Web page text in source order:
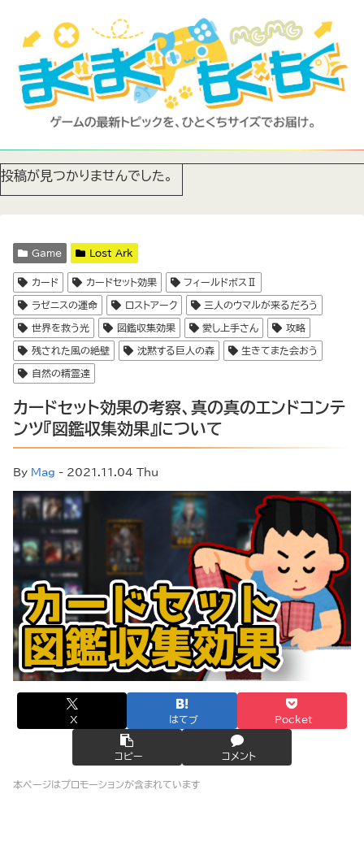
投稿が見つかりませんでした。
Game Lost Ark
カード カードセット効果 フィールドボスⅡ
ラゼニスの運命 ロストアーク 三人のウマルが来るだろう
世界を救う光 図鑑収集効果 愛し上手さん 攻略
残された風の絶壁 沈黙する巨人の森 生きてまた会おう
自然の精霊達
カードセット効果の考察、真の真のエンドコンテ
ンツ『図鑑収集効果』について
By Mag - 2021.11.04 Thu
X はてブ Pocket
コピー コメント
本ページはプロモーションが含まれています